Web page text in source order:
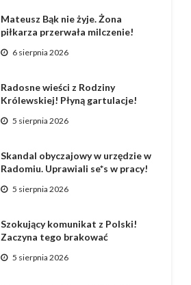
Mateusz Bąk nie żyje. Żona
piłkarza przerwała milczenie!
6 sierpnia 2026
Radosne wieści z Rodziny
Królewskiej! Płyną gartulacje!
5 sierpnia 2026
Skandal obyczajowy w urzędzie w
Radomiu. Uprawiali se*s w pracy!
5 sierpnia 2026
Szokujący komunikat z Polski!
Zaczyna tego brakować
5 sierpnia 2026